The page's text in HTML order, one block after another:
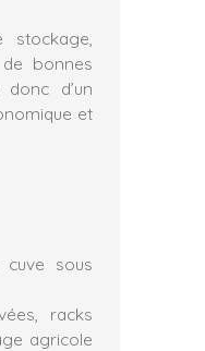
stockage,
bonnes
d’un
et
sous
racks
agricole